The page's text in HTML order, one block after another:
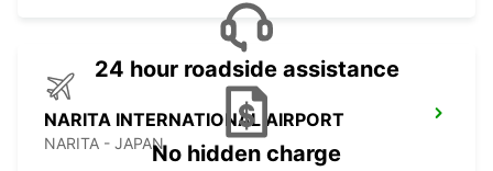
NARITA INTERNATIONAL AIRPORT
NARITA - JAPAN
24 hour roadside assistance
No hidden charge